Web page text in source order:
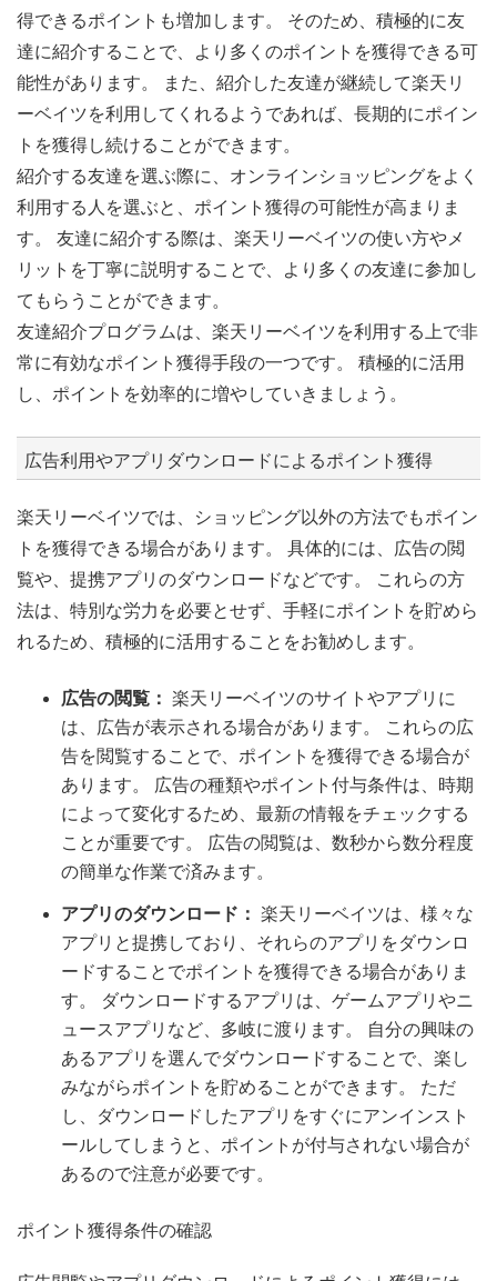
得できるポイントも増加します。 そのため、積極的に友
達に紹介することで、より多くのポイントを獲得できる可
能性があります。 また、紹介した友達が継続して楽天リ
ーベイツを利用してくれるようであれば、長期的にポイン
トを獲得し続けることができます。
紹介する友達を選ぶ際に、オンラインショッピングをよく
利用する人を選ぶと、ポイント獲得の可能性が高まりま
す。 友達に紹介する際は、楽天リーベイツの使い方やメ
リットを丁寧に説明することで、より多くの友達に参加し
てもらうことができます。
友達紹介プログラムは、楽天リーベイツを利用する上で非
常に有効なポイント獲得手段の一つです。 積極的に活用
し、ポイントを効率的に増やしていきましょう。
広告利用やアプリダウンロードによるポイント獲得
楽天リーベイツでは、ショッピング以外の方法でもポイン
トを獲得できる場合があります。 具体的には、広告の閲
覧や、提携アプリのダウンロードなどです。 これらの方
法は、特別な労力を必要とせず、手軽にポイントを貯めら
れるため、積極的に活用することをお勧めします。
広告の閲覧： 楽天リーベイツのサイトやアプリに
は、広告が表示される場合があります。 これらの広
告を閲覧することで、ポイントを獲得できる場合が
あります。 広告の種類やポイント付与条件は、時期
によって変化するため、最新の情報をチェックする
ことが重要です。 広告の閲覧は、数秒から数分程度
の簡単な作業で済みます。
アプリのダウンロード： 楽天リーベイツは、様々な
アプリと提携しており、それらのアプリをダウンロ
ードすることでポイントを獲得できる場合がありま
す。 ダウンロードするアプリは、ゲームアプリやニ
ュースアプリなど、多岐に渡ります。 自分の興味の
あるアプリを選んでダウンロードすることで、楽し
みながらポイントを貯めることができます。 ただ
し、ダウンロードしたアプリをすぐにアンインスト
ールしてしまうと、ポイントが付与されない場合が
あるので注意が必要です。
ポイント獲得条件の確認